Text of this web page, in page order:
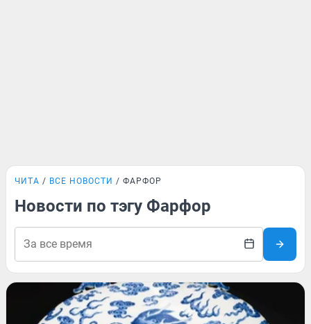
ЧИТА ВСЕ НОВОСТИ ФАРФОР
Новости по тэгу Фарфор